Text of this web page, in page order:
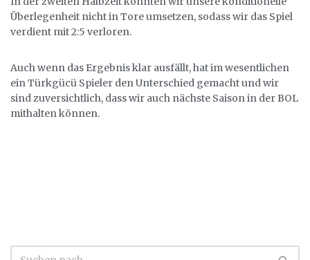
Überlegenheit nicht in Tore umsetzen, sodass wir das Spiel
verdient mit 2:5 verloren.
Auch wenn das Ergebnis klar ausfällt, hat im wesentlichen
ein Türkgücü Spieler den Unterschied gemacht und wir
sind zuversichtlich, dass wir auch nächste Saison in der BOL
mithalten können.